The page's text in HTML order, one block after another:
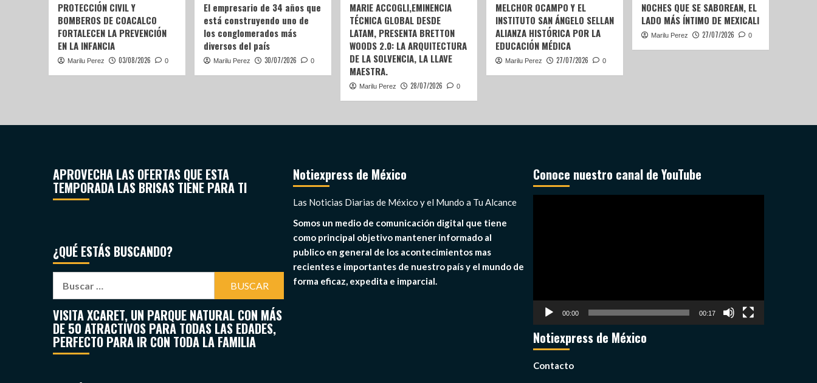
PROTECCIÓN CIVIL Y
BOMBEROS DE COACALCO
FORTALECEN LA PREVENCIÓN
EN LA INFANCIA
Marilu Perez 03/08/2026 0
El empresario de 34 años que
está construyendo uno de
los conglomerados más
diversos del país
Marilu Perez 30/07/2026 0
MARIE ACCOGLI,EMINENCIA
TÉCNICA GLOBAL DESDE
LATAM, PRESENTA BRETTON
WOODS 2.0: LA ARQUITECTURA
DE LA SOLVENCIA, LA LLAVE
MAESTRA.
Marilu Perez 28/07/2026 0
MELCHOR OCAMPO Y EL
INSTITUTO SAN ÁNGELO SELLAN
ALIANZA HISTÓRICA POR LA
EDUCACIÓN MÉDICA
Marilu Perez 27/07/2026 0
NOCHES QUE SE SABOREAN, EL
LADO MÁS ÍNTIMO DE MEXICALI
Marilu Perez 27/07/2026 0
APROVECHA LAS OFERTAS QUE ESTA
TEMPORADA LAS BRISAS TIENE PARA TI
¿QUÉ ESTÁS BUSCANDO?
VISITA XCARET, UN PARQUE NATURAL CON MÁS
DE 50 ATRACTIVOS PARA TODAS LAS EDADES,
PERFECTO PARA IR CON TODA LA FAMILIA
Notiexpress de México
Las Noticias Diarias de México y el Mundo a Tu Alcance
Somos un medio de comunicación digital que tiene
como principal objetivo mantener informado al
publico en general de los acontecimientos mas
recientes e importantes de nuestro país y el mundo de
forma eficaz, expedita e imparcial.
Conoce nuestro canal de YouTube
00:00 00:17
Notiexpress de México
Contacto